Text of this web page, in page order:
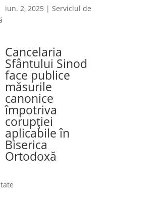
iun. 2, 2025 | Serviciul de
Cancelaria
Sfântului Sinod
face publice
măsurile
canonice
împotriva
corupției
aplicabile în
Biserica
Ortodoxă